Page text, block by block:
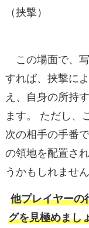
（挟撃）
この場面で、
すれば、挟撃に
え、自身の所持
ます。 ただし、
次の相手の手番
の領地を配置され
うかもしれません
他プレイヤーの
グを見極めまし